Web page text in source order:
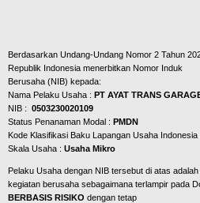
Berdasarkan Undang-Undang Nomor 2 Tahun
Republik Indonesia menerbitkan Nomor Induk
Berusaha (NIB) kepada:
Nama Pelaku Usaha : PT AYAT TRANS
NIB : 0503230020109
Status Penanaman Modal : PMDN
Kode Klasifikasi Baku Lapangan Usaha Indonesia
Skala Usaha : Usaha Mikro
Pelaku Usaha dengan NIB tersebut di atas
kegiatan berusaha sebagaimana terlampir pada
BERBASIS RISIKO dengan tetap